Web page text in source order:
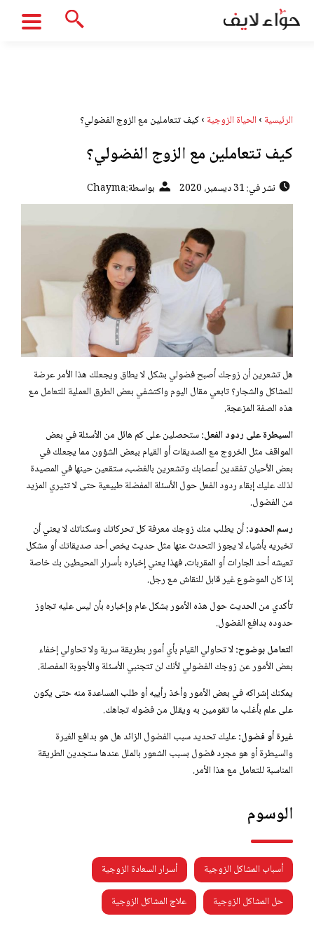
الرئيسية › الحياة الزوجية ›كيف تتعاملين مع الزوج الفضولي؟
كيف تتعاملين مع الزوج الفضولي؟
نشر في: 31 ديسمبر، 2020 بواسطة:Chayma
هل تشعرين أن زوجك أصبح فضولي بشكل لا يطاق ويجعلك هذا الأمر عرضة
للمشاكل والشجار؟ تابعي مقال اليوم واكتشفي بعض الطرق العملية للتعامل مع
هذه الصفة المزعجة.
السيطرة على ردود الفعل:ستحصلين على كم هائل من الأسئلة في بعض
المواقف مثل الخروج مع الصديقات أو القيام ببعض الشؤون مما يجعلك في
بعض الأحيان تفقدين أعصابك وتشعرين بالغضب، ستقعين حينها في المصيدة
لذلك عليك إبقاء ردود الفعل حول الأسئلة المفضلة طبيعية حتى لا تثيري المزيد
من الفضول.
رسم الحدود:أن يطلب منك زوجك معرفة كل تحركاتك وسكناتك لا يعني أن
تخبريه بأشياء لا يجوز التحدث عنها مثل حديث يخص أحد صديقاتك أو مشكل
تعيشه أحد الجارات أو المقربات، فهذا يعني إخباره بأسرار المحيطين بك خاصة
إذا كان الموضوع غير قابل للنقاش مع رجل.
تأكدي من الحديث حول هذه الأمور بشكل عام وإخباره بأن ليس عليه تجاوز
حدوده بدافع الفضول.
التعامل بوضوح: لا تحاولي القيام بأي أمور بطريقة سرية ولا تحاولي إخفاء
بعض الأمور عن زوجك الفضولي لأنك لن تتجنبي الأسئلة والأجوبة المفصلة.
يمكنك إشراكه في بعض الأمور وأخذ رأييه أو طلب المساعدة منه حتى يكون
على علم بأغلب ما تقومين به ويقلل من فضوله تجاهك.
غيرة أو فضول:عليك تحديد سبب الفضول الزائد هل هو بدافع الغيرة
والسيطرة أو هو مجرد فضول بسبب الشعور بالملل عندها ستجدين الطريقة
المناسبة للتعامل مع هذا الأمر.
الوسوم
أسباب المشاكل الزوجية
أسرار السعادة الزوجية
حل المشاكل الزوجية
علاج المشاكل الزوجية